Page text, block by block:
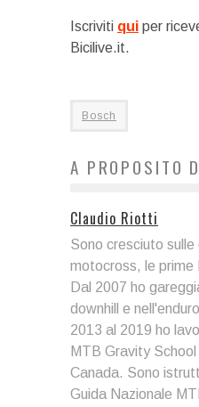
Iscriviti qui per
Bicilive.it.
Bosch
A PROPOSITO
Claudio Riotti
Sono cresciuto
motocross, le prime
Dal 2007 ho
downhill e
2013 al 2019 ho
MTB Gravity
Canada. Sono
Guida Nazionale